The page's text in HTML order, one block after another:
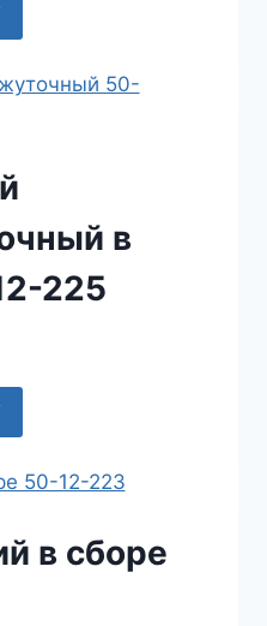
в
225
в сборе